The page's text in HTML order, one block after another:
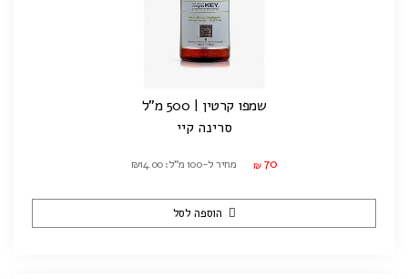
שמפו קרטין | 500 מ"ל
סרינה קיי
₪ 70 מחיר ל-100 מ"ל: ₪14.00
הוספה לסל